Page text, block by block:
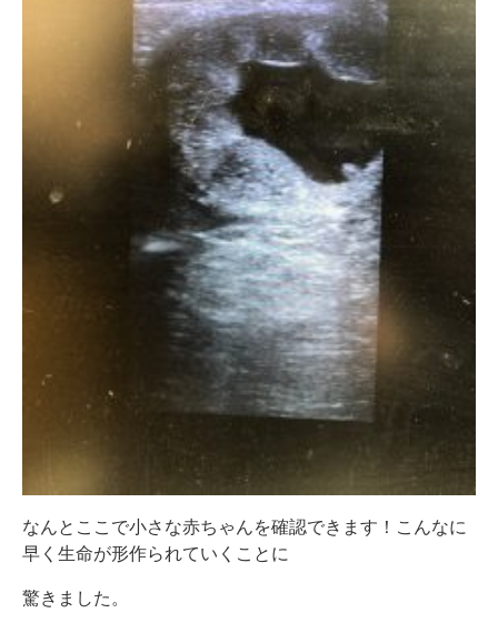
なんとここで小さな赤ちゃんを確認できます！こんなに
早く生命が形作られていくことに
驚きました。